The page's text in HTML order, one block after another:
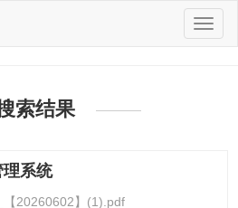
切
换
索结果
系统
【20260602】(1).pdf